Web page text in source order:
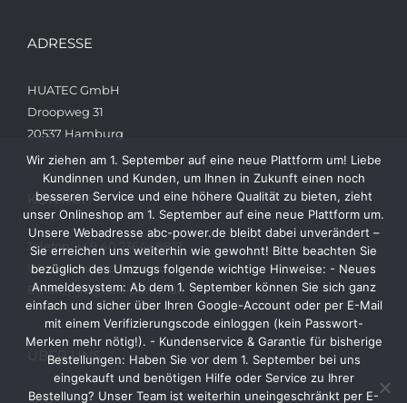
ADRESSE
HUATEC GmbH
Droopweg 31
20537 Hamburg
KONTAKT
Telefon: +49 40 236448822
Web: www.abc-power.de
Email: info@abc-power.de
ÜBER UNS
Wir ziehen am 1. September auf eine neue Plattform um! Liebe
Kundinnen und Kunden, um Ihnen in Zukunft einen noch
besseren Service und eine höhere Qualität zu bieten, zieht
unser Onlineshop am 1. September auf eine neue Plattform um.
Unsere Webadresse abc-power.de bleibt dabei unverändert –
Sie erreichen uns weiterhin wie gewohnt! Bitte beachten Sie
bezüglich des Umzugs folgende wichtige Hinweise: - Neues
Anmeldesystem: Ab dem 1. September können Sie sich ganz
einfach und sicher über Ihren Google-Account oder per E-Mail
mit einem Verifizierungscode einloggen (kein Passwort-
Merken mehr nötig!). - Kundenservice & Garantie für bisherige
Bestellungen: Haben Sie vor dem 1. September bei uns
eingekauft und benötigen Hilfe oder Service zu Ihrer
Bestellung? Unser Team ist weiterhin uneingeschränkt per E-